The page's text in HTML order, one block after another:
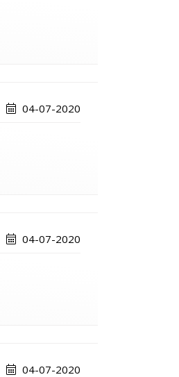
04-07-2020
04-07-2020
04-07-2020